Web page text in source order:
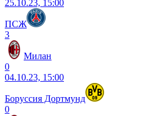
25.10.23, 15:00
ПСЖ
3
Милан
0
04.10.23, 15:00
Боруссия Дортмунд
0